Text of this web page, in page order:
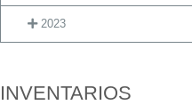
2023
INVENTARIOS